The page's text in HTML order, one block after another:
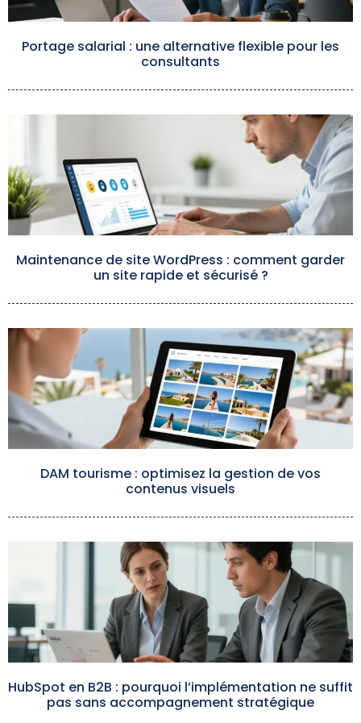
Portage salarial : une alternative flexible pour les
consultants
Maintenance de site WordPress : comment garder
un site rapide et sécurisé ?
DAM tourisme : optimisez la gestion de vos
contenus visuels
HubSpot en B2B : pourquoi l’implémentation ne suffit
pas sans accompagnement stratégique